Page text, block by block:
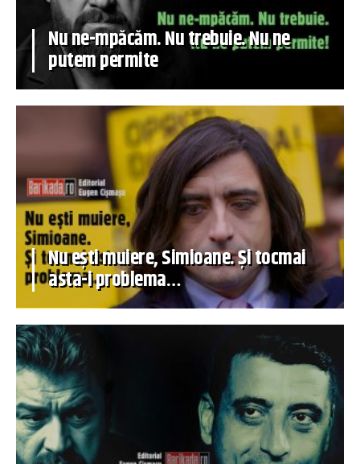
Nu ne-mpăcăm. Nu trebuie. Nu ne
putem permite
Nu ești muiere, Simioane. Și tocmai
asta-i problema…